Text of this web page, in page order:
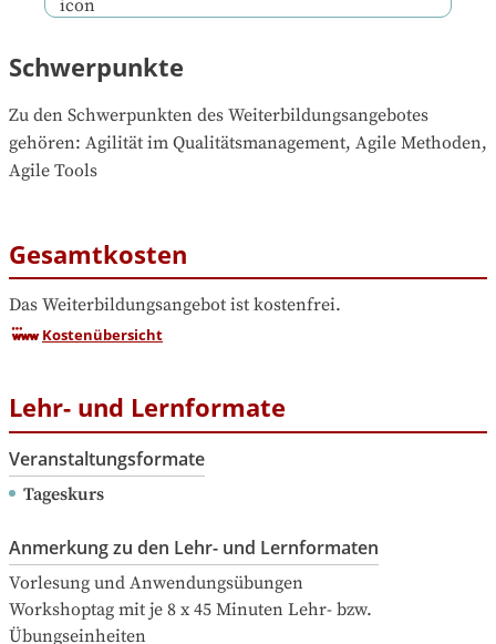
Schwerpunkte
Zu den Schwerpunkten des Weiterbildungsangebotes
gehören: Agilität im Qualitätsmanagement, Agile Methoden,
Agile Tools
Gesamtkosten
Das Weiterbildungsangebot ist kostenfrei.
Kostenübersicht
Lehr- und Lernformate
Veranstaltungsformate
Tageskurs
Anmerkung zu den Lehr- und Lernformaten
Vorlesung und Anwendungsübungen
Workshoptag mit je 8 x 45 Minuten Lehr- bzw.
Übungseinheiten